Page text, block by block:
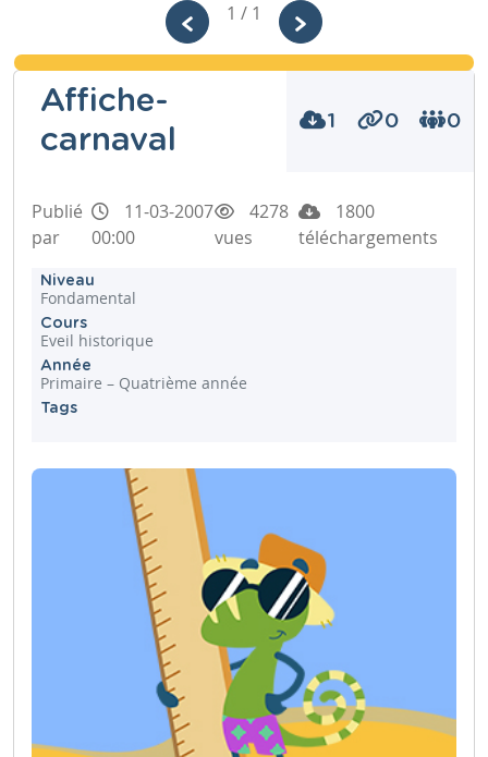
1 / 1
Affiche-
carnaval
1 0 0
Publié
par
11-03-2007
00:00
4278
vues
1800
téléchargements
Niveau
Fondamental
Cours
Eveil historique
Année
Primaire – Quatrième année
Tags